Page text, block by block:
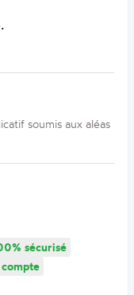
soumis aux aléas
sécurisé